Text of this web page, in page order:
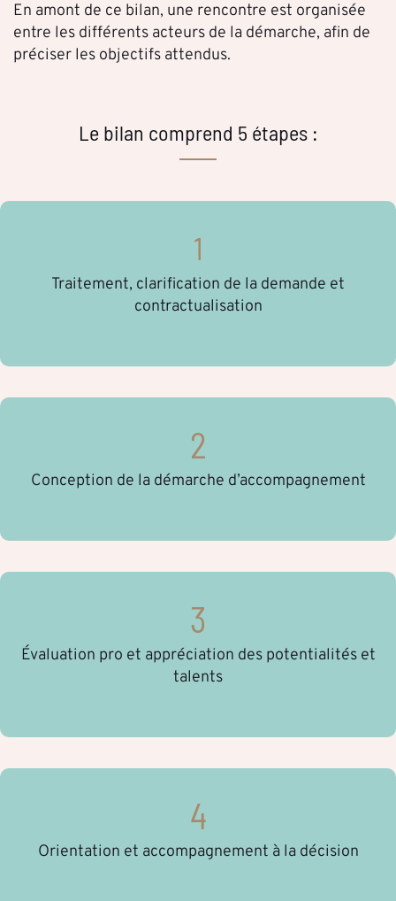
En amont de ce bilan, une rencontre est organisée
entre les différents acteurs de la démarche, afin de
préciser les objectifs attendus.
Le bilan comprend 5 étapes :
1
Traitement, clarification de la demande et
contractualisation
2
Conception de la démarche d’accompagnement
3
Évaluation pro et appréciation des potentialités et
talents
4
Orientation et accompagnement à la décision